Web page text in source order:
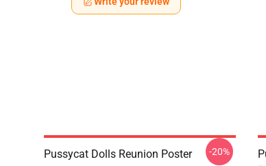
Pussycat Dolls Reunion Poster -20%